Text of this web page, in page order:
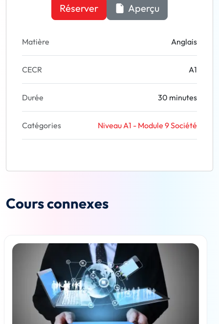
Réserver Aperçu
Matière Anglais
CECR A1
Durée 30 minutes
Catégories Niveau A1 - Module 9 Société
Cours connexes